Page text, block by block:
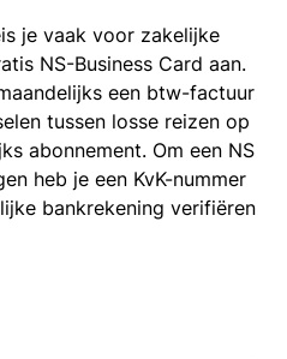
je vaak voor zakelijke
NS-Business Card aan.
een btw-factuur
tussen losse reizen op
abonnement. Om een NS
heb je een KvK-nummer
bankrekening verifiëren